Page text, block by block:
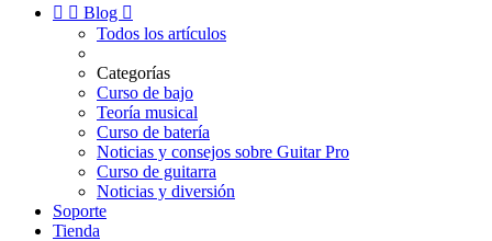
  Blog 
Todos los artículos
Categorías
Curso de bajo
Teoría musical
Curso de batería
Noticias y consejos sobre Guitar Pro
Curso de guitarra
Noticias y diversión
Soporte
Tienda